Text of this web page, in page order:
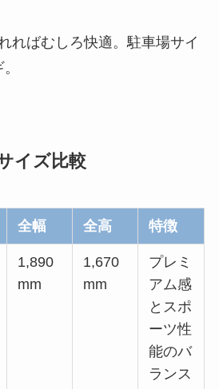
ればむしろ快適。駐車場サイ
イズ比較
全幅 全高 特徴
1,890
mm
1,670
mm
プレミ
アム感
とスポ
ーツ性
能のバ
ランス